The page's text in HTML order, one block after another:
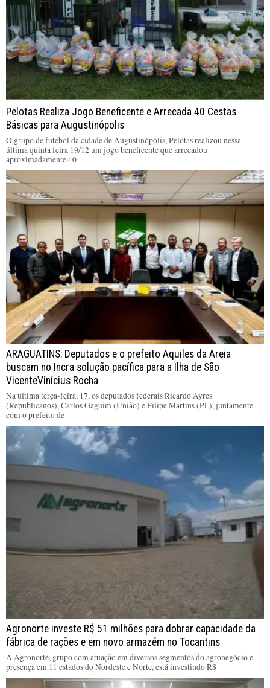
Pelotas Realiza Jogo Beneficente e Arrecada 40 Cestas
Básicas para Augustinópolis
O grupo de futebol da cidade de Augustinópolis, Pelotas realizou nessa
última quinta feira 19/12 um jogo beneficente que arrecadou
aproximadamente 40
ARAGUATINS: Deputados e o prefeito Aquiles da Areia
buscam no Incra solução pacífica para a Ilha de São
VicenteVinícius Rocha
Na última terça-feira, 17, os deputados federais Ricardo Ayres
(Republicanos), Carlos Gaguim (União) e Filipe Martins (PL), juntamente
com o prefeito de
Agronorte investe R$ 51 milhões para dobrar capacidade da
fábrica de rações e em novo armazém no Tocantins
A Agronorte, grupo com atuação em diversos segmentos do agronegócio e
presença em 11 estados do Nordeste e Norte, está investindo R$